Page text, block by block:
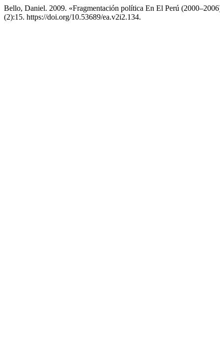
Bello, Daniel. 2009. «Fragmentación política En El Perú
(2):15. https://doi.org/10.53689/ea.v2i2.134.